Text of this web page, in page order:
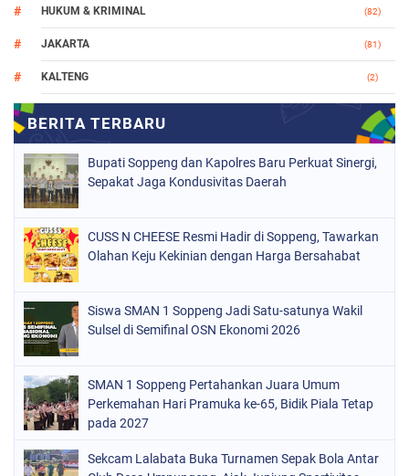
HUKUM & KRIMINAL (82)
JAKARTA (81)
KALTENG (2)
(147)
NASIONAL (1021)
ORGANISASI
PERISTIWA
POLITIK (220)
POLRI
SOPPENG (1887)
SULSEL
Bupati Soppeng dan Kapolres Baru Perkuat Sinergi,
Sepakat Jaga Kondusivitas Daerah
CUSS N CHEESE Resmi Hadir di Soppeng, Tawarkan
Olahan Keju Kekinian dengan Harga Bersahabat
Siswa SMAN 1 Soppeng Jadi Satu-satunya Wakil
Sulsel di Semifinal OSN Ekonomi 2026
SMAN 1 Soppeng Pertahankan Juara Umum
Perkemahan Hari Pramuka ke-65, Bidik Piala Tetap
pada 2027
Sekcam Lalabata Buka Turnamen Sepak Bola Antar